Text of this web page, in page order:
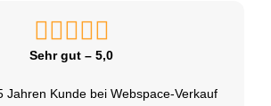
Sehr gut – 5,0
Jahren Kunde bei Webspace-Verkauf